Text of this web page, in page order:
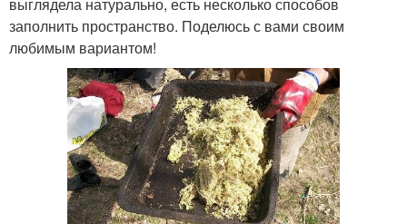
заполнить пространство. Поделюсь с вами своим
любимым вариантом!